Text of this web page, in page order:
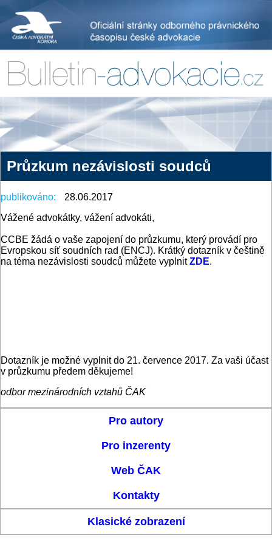
Průzkum nezávislosti soudců
publikováno:
28.06.2017
Vážené advokátky, vážení advokáti,
CCBE žádá o vaše zapojení do průzkumu, který provádí pro
Evropskou síť soudních rad (ENCJ). Krátký dotazník v češtině
na téma nezávislosti soudců můžete vyplnitZDE.
Dotazník je možné vyplnit do 21. července 2017. Za vaši účast
v průzkumu předem děkujeme!
odbor mezinárodních vztahů ČAK
Pro autory
Pro inzerenty
Web ČAK
Kontakty
Klasické zobrazení